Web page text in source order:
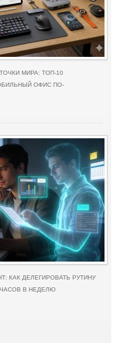
МИРА: ТОП-10
ОФИС ПО-
КАК ДЕЛЕГИРОВАТЬ РУТИНУ
В НЕДЕЛЮ